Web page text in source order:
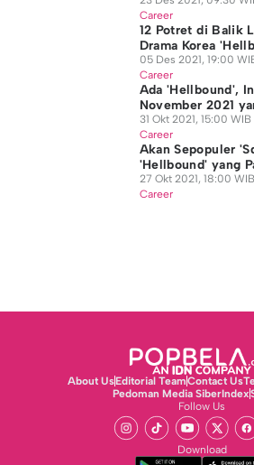
Career
12 Potret di Balik
Drama Korea
05 Des 2021, 19:00
Career
Ada 'Hellbound',
November 2021
31 Okt 2021, 15:00 WIB
Career
Akan Sepopuler
'Hellbound' yang
27 Okt 2021, 18:00 WIB
Career
About UsEditorial TeamContact Us
Pedoman Media SiberIndex
Follow Us
Download